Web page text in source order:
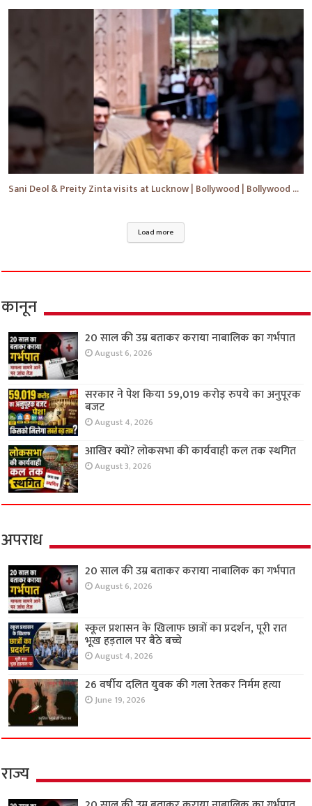
Sani Deol & Preity Zinta visits at Lucknow | Bollywood | Bollywood News | #bollywood #shorts #yt
Load more
कानून
20 साल की उम्र बताकर कराया नाबालिक का गर्भपात
August 6, 2026
सरकार ने पेश किया 59,019 करोड़ रुपये का अनुपूरक
बजट
August 4, 2026
आखिर क्यों? लोकसभा की कार्यवाही कल तक स्थगित
August 3, 2026
अपराध
20 साल की उम्र बताकर कराया नाबालिक का गर्भपात
August 6, 2026
स्कूल प्रशासन के खिलाफ छात्रों का प्रदर्शन, पूरी रात
भूख हड़ताल पर बैठे बच्चे
August 4, 2026
26 वर्षीय दलित युवक की गला रेतकर निर्मम हत्या
June 19, 2026
राज्य